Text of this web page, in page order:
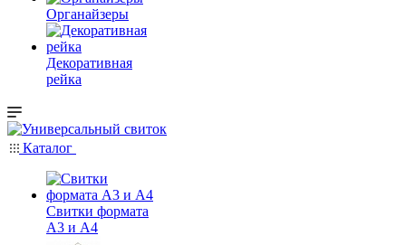
Органайзеры
Декоративная
рейка
Каталог
Свитки формата
А3 и А4